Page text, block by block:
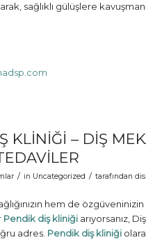
sağlıklı gülüşlere
KLINIĞI – DIŞ
/ in Uncategorized / tarafından
hem de özgüveninizin
Pendik diş kliniği arıyorsanız,
adres. Pendik diş kliniği